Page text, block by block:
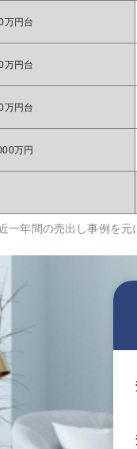
万円台
万円台
万円台
万円
一年間の売出し事例を元